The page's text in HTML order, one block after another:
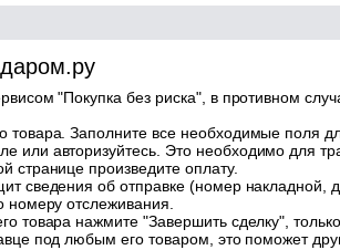
"Покупка без риска", в противном
товара. Заполните все необходимые поля
или авторизуйтесь. Это необходимо для
странице произведите оплату.
сведения об отправке (номер накладной,
номеру отслеживания.
товара нажмите "Завершить сделку",
под любым его товаром, это поможет